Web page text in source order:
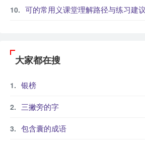
可的常用义课堂理解路径与练习建议
大家都在搜
银榜
三撇旁的字
包含囊的成语